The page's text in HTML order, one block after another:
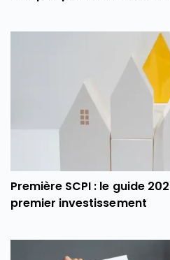
Première SCPI : le guide
premier investissement